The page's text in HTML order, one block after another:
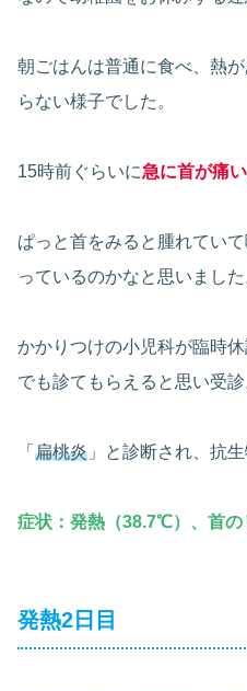
朝ごはんは普通に食べ、熱
らない様子でした。
15時前ぐらいに急に首が痛
ぱっと首をみると腫れてい
っているのかなと思いました
かかりつけの小児科が臨時
でも診てもらえると思い受診
「 扁桃炎 」と診断され、抗
症状：発熱（38.7℃）、首の
発熱2日目